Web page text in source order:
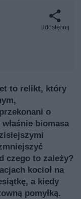
Udostępnij
to relikt, który
o
biomasa
czego to zależy?
kocioł na
a kiedy
pomyłką.